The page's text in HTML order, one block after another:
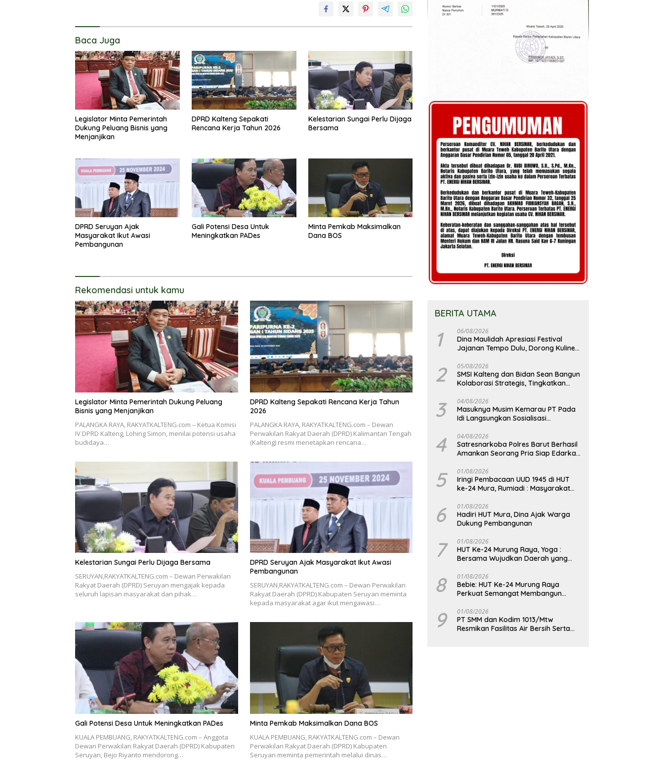
Baca Juga
Legislator Minta Pemerintah
Dukung Peluang Bisnis yang
Menjanjikan
DPRD Kalteng Sepakati
Rencana Kerja Tahun 2026
Kelestarian Sungai Perlu Dijaga
Bersama
DPRD Seruyan Ajak
Masyarakat Ikut Awasi
Pembangunan
Gali Potensi Desa Untuk
Meningkatkan PADes
Minta Pemkab Maksimalkan
Dana BOS
Rekomendasi untuk kamu
Legislator Minta Pemerintah Dukung Peluang
Bisnis yang Menjanjikan
PALANGKA RAYA, RAKYATKALTENG.com – Ketua Komisi
IV DPRD Kalteng, Lohing Simon, menilai potensi usaha
budidaya…
DPRD Kalteng Sepakati Rencana Kerja Tahun
2026
PALANGKA RAYA, RAKYATKALTENG.com – Dewan
Perwakilan Rakyat Daerah (DPRD) Kalimantan Tengah
(Kalteng) resmi menetapkan rencana…
Kelestarian Sungai Perlu Dijaga Bersama
SERUYAN,RAKYATKALTENG.com – Dewan Perwakilan
Rakyat Daerah (DPRD) Seruyan mengajak kepada
seluruh lapisan masyarakat dan pihak…
DPRD Seruyan Ajak Masyarakat Ikut Awasi
Pembangunan
SERUYAN,RAKYATKALTENG.com – Dewan Perwakilan
Rakyat Daerah (DPRD) Kabupaten Seruyan meminta
kepada masyarakat agar ikut mengawasi…
Gali Potensi Desa Untuk Meningkatkan PADes
KUALA PEMBUANG, RAKYATKALTENG.com – Anggota
Dewan Perwakilan Rakyat Daerah (DPRD) Kabupaten
Seruyan, Bejo Riyanto mendorong…
Minta Pemkab Maksimalkan Dana BOS
KUALA PEMBUANG, RAKYATKALTENG.com – Dewan
Perwakilan Rakyat Daerah (DPRD) Kabupaten
Seruyan meminta pemerintah melalui dinas…
BERITA UTAMA
1 06/08/2026
Dina Maulidah Apresiasi Festival
Jajanan Tempo Dulu, Dorong Kuliner
2 05/08/2026
SMSI Kalteng dan Bidan Sean Bangun
Kolaborasi Strategis, Tingkatkan
3 04/08/2026
Masuknya Musim Kemarau PT Pada
Idi Langsungkan Sosialisasi
4 04/08/2026
Satresnarkoba Polres Barut Berhasil
Amankan Seorang Pria Siap Edarkan
Gram
5 01/08/2026
Iringi Pembacaan UUD 1945 di HUT
ke-24 Mura, Rumiadi : Masyarakat
yang Lebih Besar
6 01/08/2026
Hadiri HUT Mura, Dina Ajak Warga
Dukung Pembangunan
7 01/08/2026
HUT Ke-24 Murung Raya, Yoga :
Bersama Wujudkan Daerah yang
8 01/08/2026
Bebie: HUT Ke-24 Murung Raya
Perkuat Semangat Membangun
9 01/08/2026
PT SMM dan Kodim 1013/Mtw
Resmikan Fasilitas Air Bersih Serta